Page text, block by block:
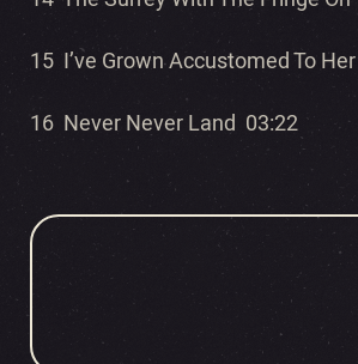
15 I’ve Grown Accustomed To
16 Never Never Land 03:22